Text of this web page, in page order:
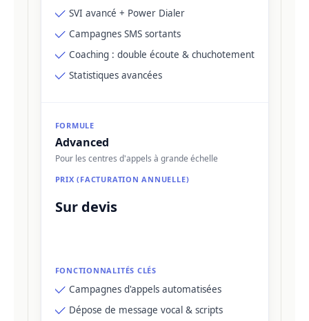
SVI avancé + Power Dialer
Campagnes SMS sortants
Coaching : double écoute & chuchotement
Statistiques avancées
Advanced
Pour les centres d'appels à grande échelle
Sur devis
Campagnes d'appels automatisées
Dépose de message vocal & scripts